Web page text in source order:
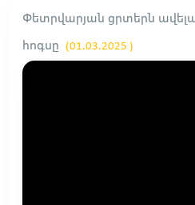
Փետրվարյան ցրտերն
հոգսը
(01.03.2025 )